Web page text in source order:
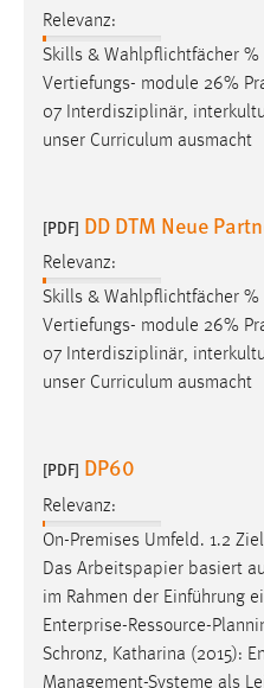
Relevanz:
Skills & Wahlpflichtfächer
Vertiefungs- module 26%
07 Interdisziplinär,
unser Curriculum ausmacht
[PDF] DD DTM Neue
Relevanz:
Skills & Wahlpflichtfächer
Vertiefungs- module 26%
07 Interdisziplinär,
unser Curriculum ausmacht
[PDF] DP60
Relevanz:
On-Premises Umfeld. 1.2
Das Arbeitspapier basiert
im Rahmen der Einführung
Enterprise-Ressource-
Schronz, Katharina (2015):
Management-Systeme als
EXTERNE MEDIEN
Um Inhalte von
Plattformen anzeigen zu
externen Medien
Vimeo